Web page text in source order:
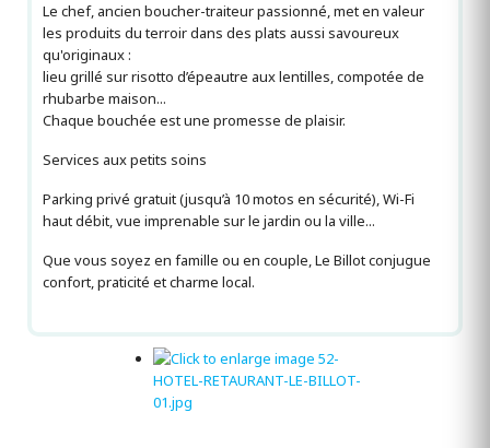
Le chef, ancien boucher-traiteur passionné, met en valeur
les produits du terroir dans des plats aussi savoureux
qu'originaux :
lieu grillé sur risotto d’épeautre aux lentilles, compotée de
rhubarbe maison...
Chaque bouchée est une promesse de plaisir.
Services aux petits soins
Parking privé gratuit (jusqu’à 10 motos en sécurité), Wi-Fi
haut débit, vue imprenable sur le jardin ou la ville...
Que vous soyez en famille ou en couple, Le Billot conjugue
confort, praticité et charme local.